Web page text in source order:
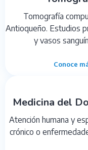
Tomografía
Antioqueño. Estudios
y vasos
Conoce
Medicina del
Atención humana y
crónico o